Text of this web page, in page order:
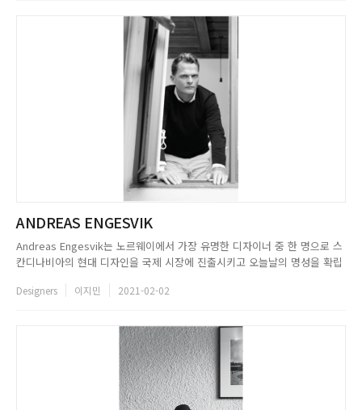
ANDREAS ENGESVIK
Andreas Engesvik는 노르웨이에서 가장 유명한 디자이너 중 한 명으로 스
칸디나비아의 현대 디자인을 국제 시장에 진출시키고 오늘날의 명성을 확립
National College of Art and Design에서 석사 과정을 마친 뒤 2000년에
Designers 이지민 2021-02-02